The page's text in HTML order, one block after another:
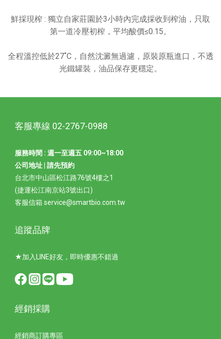
鮮採現榨 : 獨立自家莊園於3小時內完成採收到榨油，只取
第一道冷壓初榨，平均酸價≤0.15。
全程溫控低於27˚C，自然沈澱無過濾，原裝原瓶進口，不透
光鐵罐裝，油品保存更穩定。
客服專線 02-2767-0988
服務時間 : 週一至週五 09:00~18:00
公司地址 | 請先預約
台北市中山區松江路76號4樓之1
(捷運松江南京站3號出口)
客服信箱 service@smartbio.com.tw
追蹤品牌
★加入LINE好友，即時優惠不錯過
經銷採購
經銷商訂購專區